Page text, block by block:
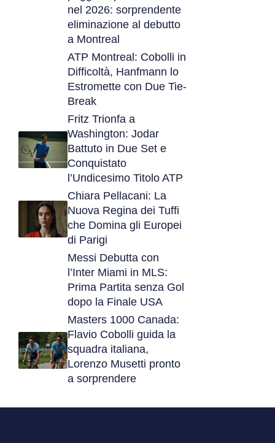
nel 2026: sorprendente
eliminazione al debutto
a Montreal
ATP Montreal: Cobolli in
Difficoltà, Hanfmann lo
Estromette con Due Tie-
Break
Fritz Trionfa a
Washington: Jodar
Battuto in Due Set e
Conquistato
l’Undicesimo Titolo ATP
Chiara Pellacani: La
Nuova Regina dei Tuffi
che Domina gli Europei
di Parigi
Messi Debutta con
l’Inter Miami in MLS:
Prima Partita senza Gol
dopo la Finale USA
Masters 1000 Canada:
Flavio Cobolli guida la
squadra italiana,
Lorenzo Musetti pronto
a sorprendere